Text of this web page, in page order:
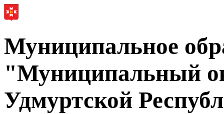
Муниципальное
"Муниципальный
Удмуртской